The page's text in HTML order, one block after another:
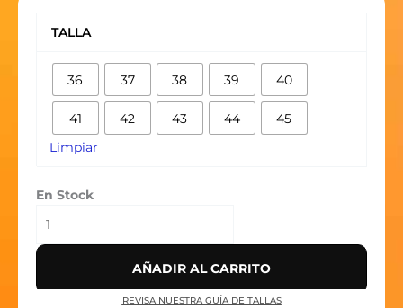
TALLA
36 37 38 39 40
41 42 43 44 45
Limpiar
En Stock
RETRO
HIGH
OG
'CHICAGO'
2015
AÑADIR AL CARRITO
REVISA NUESTRA GUÍA DE TALLAS